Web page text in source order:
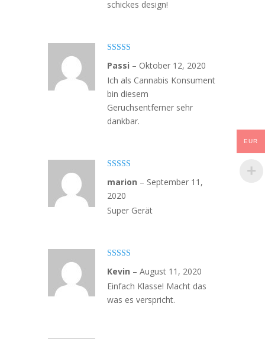
schickes design!
mit4von
5
Passi – Oktober 12, 2020
Ich als Cannabis Konsument
bin diesem
Geruchsentferner sehr
dankbar.
5von 5
marion – September 11,
2020
Super Gerät
5von 5
Kevin – August 11, 2020
Einfach Klasse! Macht das
was es verspricht.
EUR